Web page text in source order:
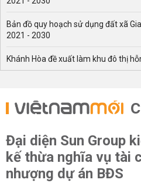
Bản đồ quy hoạch sử dụng đất xã
2021 - 2030
Khánh Hòa đề xuất làm khu đô thị
Đại diện Sun Group
kế thừa nghĩa vụ tài
nhượng dự án BĐS